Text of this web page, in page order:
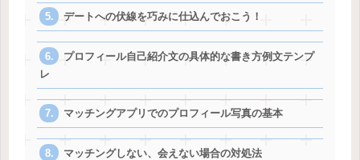
デートへの伏線を巧みに仕込んでおこう！
プロフィール自己紹介文の具体的な書き方例文テンプ
レ
マッチングアプリでのプロフィール写真の基本
マッチングしない、会えない場合の対処法